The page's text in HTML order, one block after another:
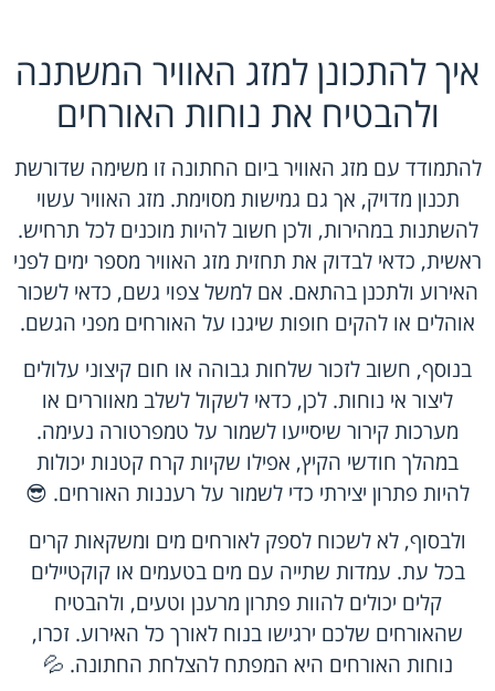
איך להתכונן למזג האוויר המשתנה
ולהבטיח את נוחות האורחים
להתמודד עם מזג האוויר ביום החתונה זו משימה שדורשת
תכנון מדויק, אך גם גמישות מסוימת. מזג האוויר עשוי
להשתנות במהירות, ולכן חשוב להיות מוכנים לכל תרחיש.
ראשית, כדאי לבדוק את תחזית מזג האוויר מספר ימים לפני
האירוע ולתכנן בהתאם. אם למשל צפוי גשם, כדאי לשכור
אוהלים או להקים חופות שיגנו על האורחים מפני הגשם.
בנוסף, חשוב לזכור שלחות גבוהה או חום קיצוני עלולים
ליצור אי נוחות. לכן, כדאי לשקול לשלב מאווררים או
מערכות קירור שיסייעו לשמור על טמפרטורה נעימה.
במהלך חודשי הקיץ, אפילו שקיות קרח קטנות יכולות
להיות פתרון יצירתי כדי לשמור על רעננות האורחים. 😎
ולבסוף, לא לשכוח לספק לאורחים מים ומשקאות קרים
בכל עת. עמדות שתייה עם מים בטעמים או קוקטיילים
קלים יכולים להוות פתרון מרענן וטעים, ולהבטיח
שהאורחים שלכם ירגישו בנוח לאורך כל האירוע. זכרו,
נוחות האורחים היא המפתח להצלחת החתונה. 💦